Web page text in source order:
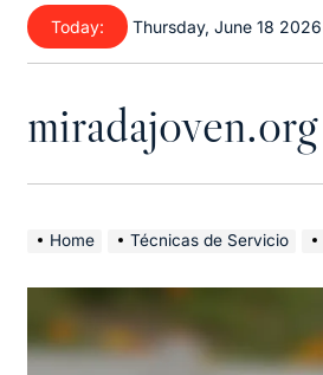
Skip
content
Today: Thursday, June 18 2026
miradajoven.org
Home Técnicas de Servicio